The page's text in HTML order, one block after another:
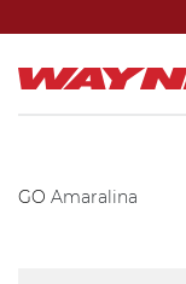
GO Amaralina